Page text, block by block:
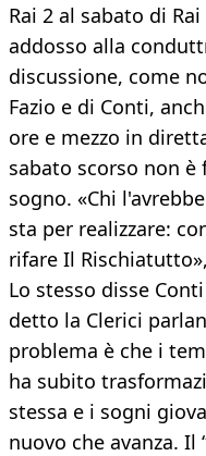
Rai 2 al sabato di
addosso alla
discussione, come
Fazio e di Conti,
ore e mezzo in
sabato scorso non è
sogno. «Chi
sta per realizzare:
rifare Il
Lo stesso disse
detto la Clerici
problema è che i
ha subito
stessa e i sogni
nuovo che avanza. Il